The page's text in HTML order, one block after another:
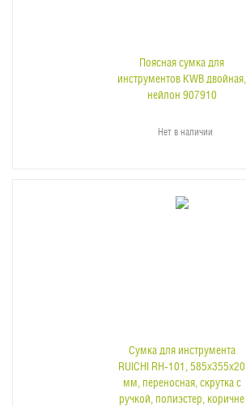
Поясная сумка для
инструментов KWB двойная,
нейлон 907910
Нет в наличии
Сумка для инструмента
RUICHI RH-101, 585х355х20
мм, переносная, скрутка с
ручкой, полиэстер, коричне